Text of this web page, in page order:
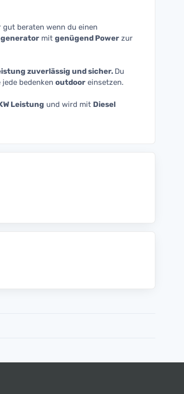
beraten wenn du einen
mit genügend Power zur
zuverlässig und sicher. Du
jede bedenken outdoor einsetzen.
Leistung und wird mit Diesel